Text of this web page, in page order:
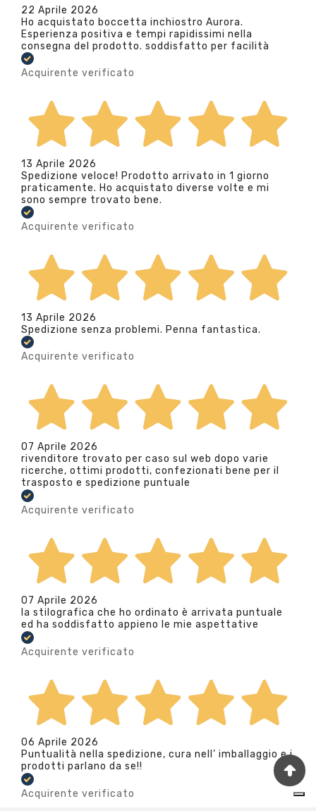
22 Aprile 2026
Ho acquistato boccetta inchiostro Aurora.
Esperienza positiva e tempi rapidissimi nella
consegna del prodotto. soddisfatto per facilità
Acquirente verificato
13 Aprile 2026
Spedizione veloce! Prodotto arrivato in 1 giorno
praticamente. Ho acquistato diverse volte e mi
sono sempre trovato bene.
Acquirente verificato
13 Aprile 2026
Spedizione senza problemi. Penna fantastica.
Acquirente verificato
07 Aprile 2026
rivenditore trovato per caso sul web dopo varie
ricerche, ottimi prodotti, confezionati bene per il
trasposto e spedizione puntuale
Acquirente verificato
07 Aprile 2026
la stilografica che ho ordinato è arrivata puntuale
ed ha soddisfatto appieno le mie aspettative
Acquirente verificato
06 Aprile 2026
Puntualità nella spedizione, cura nell’ imballaggio e i
prodotti parlano da se!!
Acquirente verificato